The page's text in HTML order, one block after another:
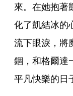
來。在她抱著
化了凱結冰的
流下眼淚，將
錮，和格爾達
平凡快樂的日